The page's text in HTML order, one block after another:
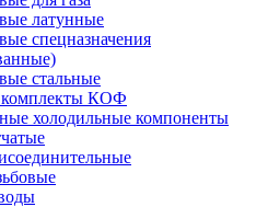
латунные
спецназначения
стальные
КОФ
холодильные компоненты